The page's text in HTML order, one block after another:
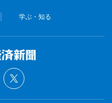
学ぶ・知る